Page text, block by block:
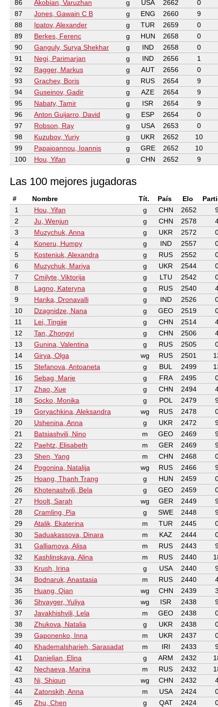
86 Akobian, Varuzhan g USA 2662
0
87
Jones, Gawain C B g ENG 2660
9
88
Ipatov, Alexander g TUR 2659
0
89
Berkes, Ferenc g HUN 2658
0
90
Ganguly, Surya Shekhar g IND 2658
0
91
Negi, Parimarjan g IND 2656
1
92
Ragger, Markus g AUT 2656
0
93
Grachev, Boris g RUS 2654
9
94
Guseinov, Gadir g AZE 2654
9
95
Nabaty, Tamir g ISR 2654
9
96
Anton Guijarro, David g ESP 2654
0
97
Robson, Ray g USA 2653
0
98
Kuzubov, Yuriy g UKR 2652
10
99
Papaioannou, Ioannis g GRE 2652
10
100
Hou, Yifan g CHN 2652 9
Las 100 mejores jugadoras
# Nombre Tít. País Elo
1
Hou, Yifan g CHN 2652
2
Ju, Wenjun g CHN 2578
3
Muzychuk, Anna g UKR 2572
4
Koneru, Humpy g IND 2557
5
Kosteniuk, Alexandra g RUS 2552
6
Muzychuk, Mariya g UKR 2544
7
Cmilyte, Viktorija g LTU 2542
8
Lagno, Kateryna g RUS 2540
9
Harika, Dronavalli g IND 2526
10
Dzagnidze, Nana g GEO 2519
11
Lei, Tingjie g CHN 2514
12
Tan, Zhongyi g CHN 2506
13
Gunina, Valentina g RUS 2505
14
Girya, Olga wg RUS 2501
15
Stefanova, Antoaneta g BUL 2499
16
Sebag, Marie g FRA 2495
17
Zhao, Xue g CHN 2494
18
Socko, Monika g POL 2479
19
Goryachkina, Aleksandra wg RUS 2478
20
Ushenina, Anna g UKR 2472
21
Batsiashvili, Nino m GEO 2469
22
Paehtz, Elisabeth m GER 2469
23
Shen, Yang m CHN 2468
24
Pogonina, Natalija wg RUS 2466
25
Hoang, Thanh Trang g HUN 2459
26
Khotenashvili, Bela g GEO 2459
27
Hoolt, Sarah wg GER 2449
28
Cramling, Pia g SWE 2448
29
Atalik, Ekaterina m TUR 2445
30
Saduakassova, Dinara m KAZ 2444
31
Galliamova, Alisa m RUS 2443
32
Kashlinskaya, Alina m RUS 2440
33
Krush, Irina g USA 2440
34
Bodnaruk, Anastasia m RUS 2440
35
Huang, Qian wg CHN 2439
36
Shvayger, Yuliya wg ISR 2438
37
Javakhishvili, Lela m GEO 2438
38
Zhukova, Natalia g UKR 2438
39
Gaponenko, Inna m UKR 2437
40
Khademalsharieh, Sarasadat m IRI 2433
41
Danielian, Elina g ARM 2432
42
Nechaeva, Marina m RUS 2432
43
Ni, Shiqun wg CHN 2432
44
Zatonskih, Anna m USA 2424
45
Zhu, Chen g QAT 2424